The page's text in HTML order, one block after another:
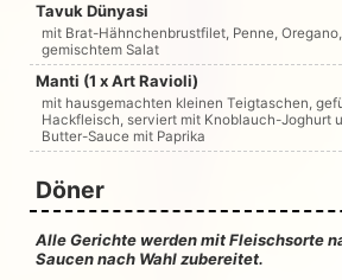
Tavuk Dünyasi
mit Brat-Hähnchenbrustfilet, Penne,
gemischtem Salat
Manti (1 x Art Ravioli)
mit hausgemachten kleinen Teigtaschen,
Hackfleisch, serviert mit Knoblauch-Joghurt
Butter-Sauce mit Paprika
Döner
Alle Gerichte werden mit Fleischsorte
Saucen nach Wahl zubereitet.